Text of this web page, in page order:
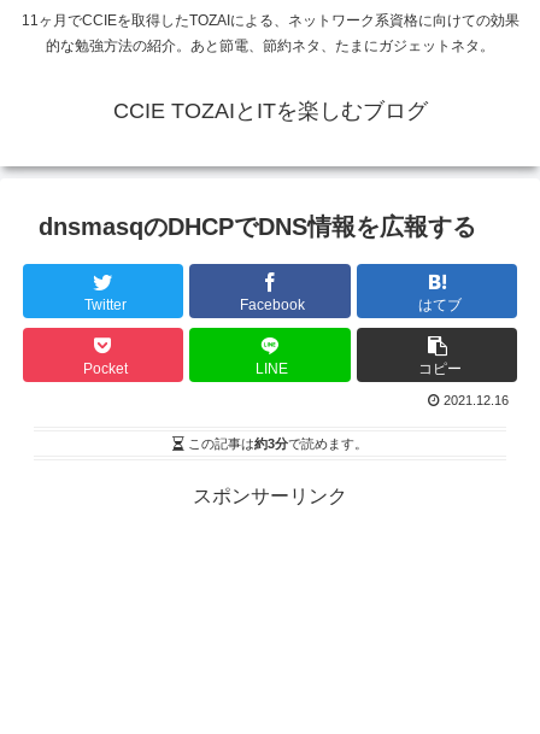
11ヶ月でCCIEを取得したTOZAIによる、ネットワーク系資格に向けての効果
的な勉強方法の紹介。あと節電、節約ネタ、たまにガジェットネタ。
CCIE TOZAIとITを楽しむブログ
dnsmasqのDHCPでDNS情報を広報する
Twitter Facebook はてブ
Pocket LINE コピー
2021.12.16
この記事は約3分で読めます。
スポンサーリンク